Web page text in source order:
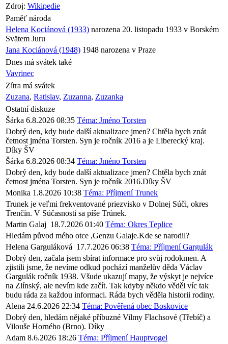
Zdroj: Wikipedie
Paměť národa
Helena Kociánová (1933) narozena 20. listopadu 1933 v Borském
Svätem Juru
Jana Kociánová (1948) 1948 narozena v Praze
Dnes má svátek také
Vavrinec
Zítra má svátek
Zuzana, Ratislav, Zuzanna, Zuzanka
Ostatní diskuze
Šárka 6.8.2026 08:35 Téma: Jméno Torsten
Dobrý den, kdy bude další aktualizace jmen? Chtěla bych znát
četnost jména Torsten. Syn je ročník 2016 a je Liberecký kraj.
Díky ŠV
Šárka 6.8.2026 08:34 Téma: Jméno Torsten
Dobrý den, kdy bude další aktualizace jmen? Chtěla bych znát
četnost jména Torsten. Syn je ročník 2016.Díky ŠV
Monika 1.8.2026 10:38 Téma: Příjmení Trunek
Trunek je veľmi frekventované priezvisko v Dolnej Súči, okres
Trenčín. V Súčasnosti sa píše Trúnek.
Martin Galaj 18.7.2026 01:40 Téma: Okres Teplice
Hledám původ mého otce ,Genzu Galaje.Kde se narodil?
Helena Garguláková 17.7.2026 06:38 Téma: Příjmení Gargulák
Dobrý den, začala jsem sbírat informace pro svůj rodokmen. A
zjistili jsme, že nevíme odkud pochází manželův děda Václav
Gargulák ročník 1938. Všude ukazují mapy, že výskyt je nejvíce
na Zlínský, ale nevím kde začít. Tak kdyby někdo věděl víc tak
budu ráda za každou informaci. Ráda bych věděla historii rodiny.
Alena 24.6.2026 22:34 Téma: Pověřená obec Boskovice
Dobrý den, hledám nějaké příbuzné Vilmy Flachsové (Třebíč) a
Vilouše Horného (Brno). Díky
Adam 8.6.2026 18:26 Téma: Příjmení Hauptvogel